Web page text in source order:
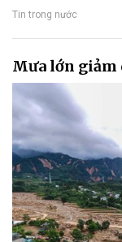
Tin trong nước
Mưa lớn giảm